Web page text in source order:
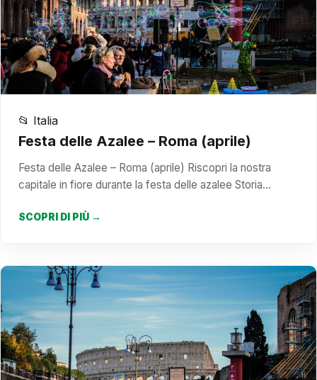
📂 Italia
Festa delle Azalee – Roma (aprile)
Festa delle Azalee – Roma (aprile) Riscopri la nostra
capitale in fiore durante la festa delle azalee Storia…
SCOPRI DI PIÙ →